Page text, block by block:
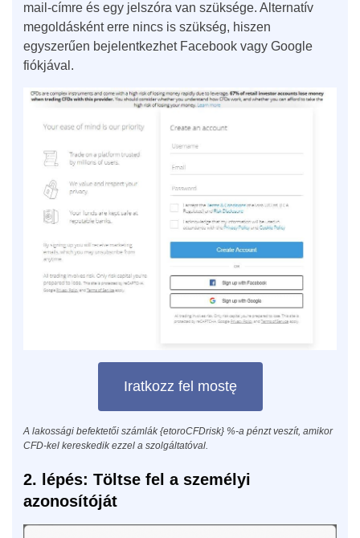
mail-címre és egy jelszóra van szüksége. Alternatív
megoldásként erre nincs is szükség, hiszen
egyszerűen bejelentkezhet Facebook vagy Google
fiókjával.
Iratkozz fel mostę
A lakossági befektetői számlák {etoroCFDrisk} %-a pénzt veszít, amikor
CFD-kel kereskedik ezzel a szolgáltatóval.
2. lépés: Töltse fel a személyi
azonosítóját